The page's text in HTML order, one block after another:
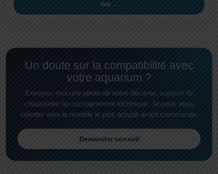
Voir →
Un doute sur la compatibilité avec
votre aquarium ?
Envoyez-moi une photo de votre décante, support de
chaussette ou compartiment technique. Je peux vous
orienter vers le modèle le plus adapté avant commande.
Demander conseil